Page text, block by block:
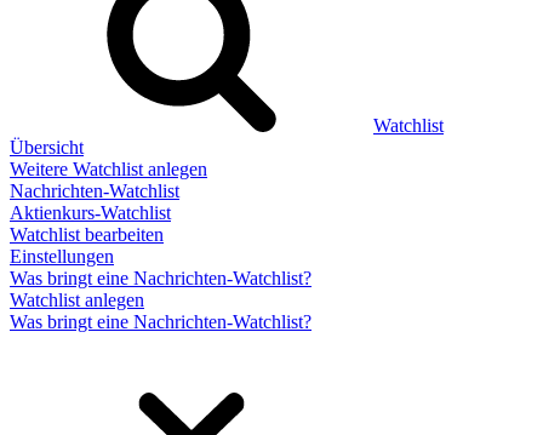
Watchlist
Übersicht
Weitere Watchlist anlegen
Nachrichten-Watchlist
Aktienkurs-Watchlist
Watchlist bearbeiten
Einstellungen
Was bringt eine Nachrichten-Watchlist?
Watchlist anlegen
Was bringt eine Nachrichten-Watchlist?